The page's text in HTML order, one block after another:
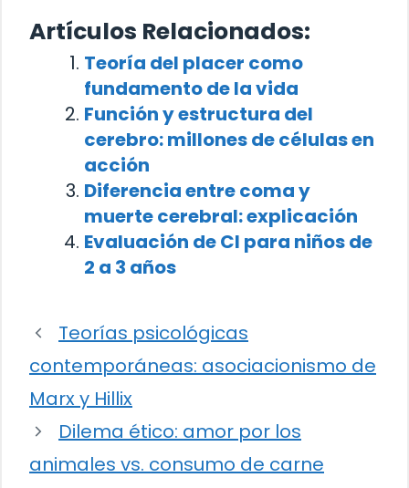
Artículos Relacionados:
Teoría del placer como
fundamento de la vida
Función y estructura del
cerebro: millones de células en
acción
Diferencia entre coma y
muerte cerebral: explicación
Evaluación de CI para niños de
2 a 3 años
Teorías psicológicas
contemporáneas: asociacionismo de
Marx y Hillix
Dilema ético: amor por los
animales vs. consumo de carne